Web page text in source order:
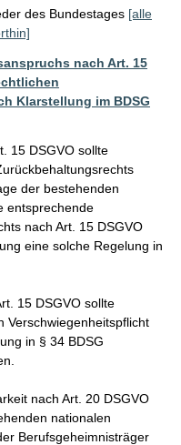
des Bundestages [alle
nach Art. 15
Klarstellung im BDSG
15 DSGVO sollte
der bestehenden
entsprechende
nach Art. 15 DSGVO
eine solche Regelung in
15 DSGVO sollte
Verschwiegenheitspflicht
in § 34 BDSG
nach Art. 20 DSGVO
nationalen
Berufsgeheimnisträger